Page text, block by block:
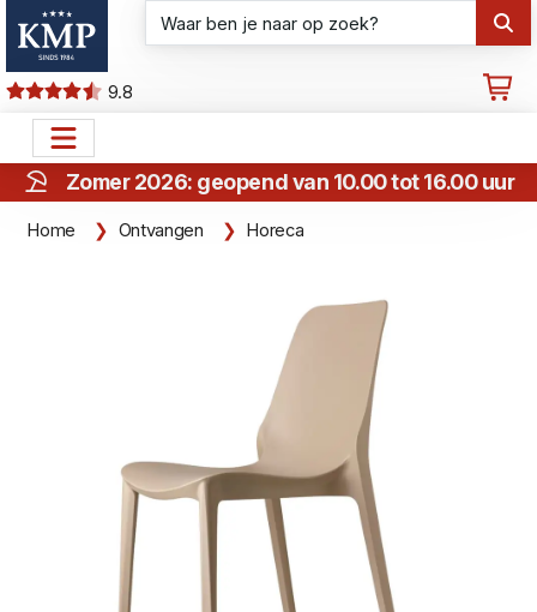
9.8
Zomer 2026: geopend van 10.00 tot 16.00 uur
Home Ontvangen Horeca